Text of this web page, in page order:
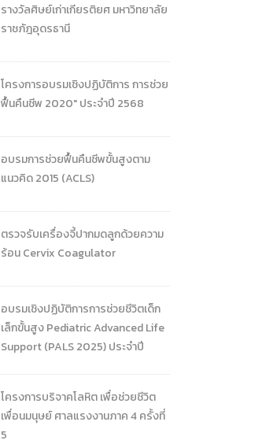
รางวัลศิษย์เก่าเกียรติยศ มหาวิทยาลัย
ราชภัฎอุดรธานี
โครงการอบรมเชิงปฏิบัติการ การช่วย
ฟื้นคืนชีพ 2020" ประจําปี 2568
อบรมการช่วยฟื้นคืนชีพขั้นสูงตาม
แนวคิด 2015 (ACLS)
ตรวจรับเครื่องจี้ปากมดลูกด้วยความ
ร้อน Cervix Coagulator
อบรมเชิงปฏิบัติการการช่วยชีวิตเด็ก
เล็กขั้นสูง Pediatric Advanced Life
Support (PALS 2025) ประจำปี
โครงการบริจาคโลหิต เพื่อช่วยชีวิต
เพื่อนมนุษย์ ศาลแรงงานภาค 4 ครั้งที่
5